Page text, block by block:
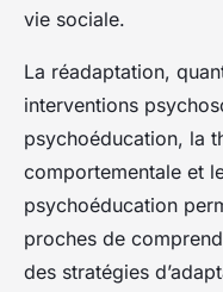
vie sociale.
La réadaptation,
interventions
psychoéducation, la
comportementale et
psychoéducation
proches de
des stratégies